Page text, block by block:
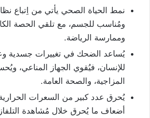
نمط الحياة الصحي يأتي من اِتباع
ومُناسب للجسم، مع تلقي الحصة
وممارسة الرياضة.
يُساعد الضحك في تغييرات جسدية
للإنسان، فيُقوي الجهاز المناعي،
المزاجية، والصحة العامة.
يُحرق عدد كبير من السعرات الحرارية
أضعاف ما يُحرق خلال مُشاهدة